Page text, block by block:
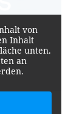
von
Inhalt
unten.
an